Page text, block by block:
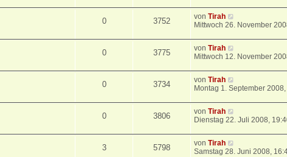
0 3752 vonTirah
Mittwoch 26. November
0 3775 vonTirah
Mittwoch 12. November
0 3734 vonTirah
Montag 1. September
0 3806 vonTirah
Dienstag 22. Juli 2008,
3 5798 vonTirah
Samstag 28. Juni 2008,